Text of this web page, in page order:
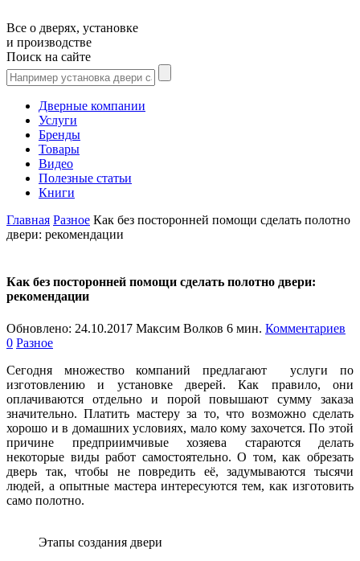
Все о дверях, установке
и производстве
Поиск на сайте
Дверные компании
Услуги
Бренды
Товары
Видео
Полезные статьи
Книги
Главная Разное Как без посторонней помощи сделать полотно
двери: рекомендации
Как без посторонней помощи сделать полотно двери:
рекомендации
Обновлено: 24.10.2017 Максим Волков 6 мин. Комментариев
0 Разное
Сегодня множество компаний предлагают услуги по
изготовлению и установке дверей. Как правило, они
оплачиваются отдельно и порой повышают сумму заказа
значительно. Платить мастеру за то, что возможно сделать
хорошо и в домашних условиях, мало кому захочется. По этой
причине предприимчивые хозяева стараются делать
некоторые виды работ самостоятельно. О том, как обрезать
дверь так, чтобы не повредить её, задумываются тысячи
людей, а опытные мастера интересуются тем, как изготовить
само полотно.
Этапы создания двери